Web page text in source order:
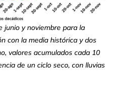
junio y noviembre para la
con la media histórica y dos
valores acumulados cada 10
de un ciclo seco, con lluvias